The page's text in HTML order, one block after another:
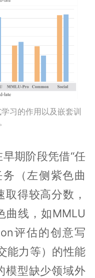
习的作用以及嵌套训
期阶段凭借“任
（左侧紫色曲
得较高分数，
曲线，如MMLU
评估的创意写
能力等）的性能
模型缺少领域外